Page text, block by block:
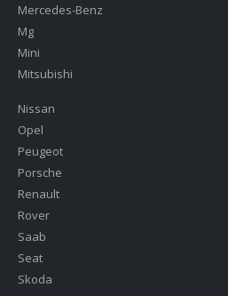
Mercedes-Benz
Mg
Mini
Mitsubishi
Nissan
Opel
Peugeot
Porsche
Renault
Rover
Saab
Seat
Skoda